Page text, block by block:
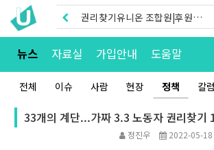
권리찾기유니온 조합원|후원안
내
권리찾기센터 온라인신청|상담
뉴스 자료실 가입안내 도움말
전체 이슈 사람 현장 정책 칼럼
33개의 계단...가짜 3.3 노동자 권리찾기
정진우 2022-05-